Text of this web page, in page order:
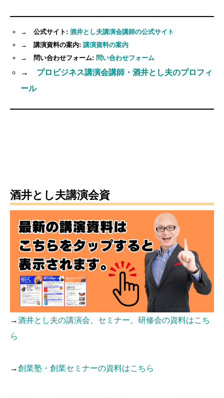
→ 公式サイト: 酒井とし夫講演会講師の公式サイト
→ 講演資料の案内: 講演資料の案内
→ 問い合わせフォーム: 問い合わせフォーム
→ プロビジネス講演会講師・酒井とし夫のプロフィ
ール
酒井とし夫講演会資
→酒井とし夫の講演会、セミナー、研修会の資料はこち
ら
→創業塾・創業セミナーの資料はこちら